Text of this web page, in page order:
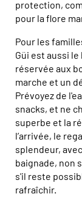
protection,
pour la flore
Pour les
Güi est aussi
réservée aux
marche et un
Prévoyez de
snacks, et ne
superbe et la
l’arrivée, le
splendeur,
baignade, non
s'il reste
rafraîchir.